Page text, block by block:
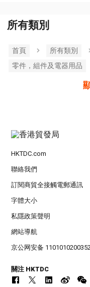
所有類別
首頁 所有類別
零件，組件及電器用品
HKTDC.com
聯絡我們
訂閱商貿全接觸電郵通訊
字體大小
私隱政策聲明
網站導航
京公网安备
關注 HKTDC